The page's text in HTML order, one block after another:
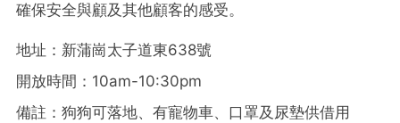
確保安全與顧及其他顧客的感受。
地址：新蒲崗太子道東638號
開放時間：10am-10:30pm
備註：狗狗可落地、有寵物車、口罩及尿墊供借用